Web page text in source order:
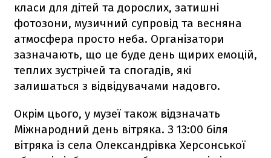
класи для дітей та дорослих, затишні
фотозони, музичний супровід та весняна
атмосфера просто неба. Організатори
зазначають, що це буде день щирих емоцій,
теплих зустрічей та спогадів, які
залишаться з відвідувачами надовго.
Окрім цього, у музеї також відзначать
Міжнародний день вітряка. З 13:00 біля
вітряка із села Олександрівка Херсонської